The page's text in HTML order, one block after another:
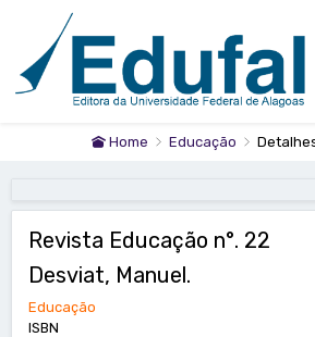
Home Educação
Revista Educação n°. 22
Desviat, Manuel.
Educação
ISBN